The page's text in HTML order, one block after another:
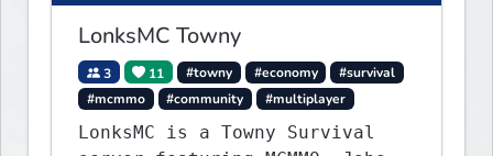
LonksMC Towny
3 11 #towny #economy
#survival
#mcmmo
#community #multiplayer
LonksMC is a Towny Survival